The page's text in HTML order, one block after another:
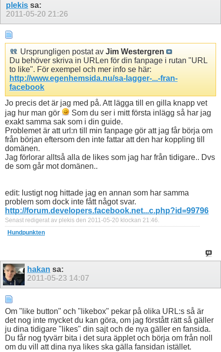
plekis sa:
2011-05-20 21:26
Ursprungligen postat av Jim Westergren
Du behöver skriva in URLen för din fanpage i rutan "URL
to like". För exempel och mer info se här:
http://www.egenhemsida.nu/sa-lagger-...-fran-
facebook
Jo precis det är jag med på. Att lägga till en gilla knapp vet
jag hur man gör
Som du ser i mitt första inlägg så har jag
exakt samma sak som i din guide.
Problemet är att url:n till min fanpage gör att jag får börja om
från början eftersom den inte fattar att den har koppling till
domänen.
Jag förlorar alltså alla de likes som jag har från tidigare.. Dvs
de som går mot domänen..
edit: lustigt nog hittade jag en annan som har samma
problem som dock inte fått något svar.
http://forum.developers.facebook.net...c.php?id=99796
Senast redigerat av plekis den 2011-05-20 klockan 21:46.
Hundpunkten
hakan sa:
2011-05-23 14:07
Om "like button" och "likebox" pekar på olika URL:s så är
det nog inte mycket du kan göra, om jag förstått rätt så gäller
ju dina tidigare "likes" din sajt och de nya gäller en fansida.
Du får nog tyvärr bita i det sura äpplet och börja om från noll
om du vill att dina nya likes ska gälla fansidan istället.